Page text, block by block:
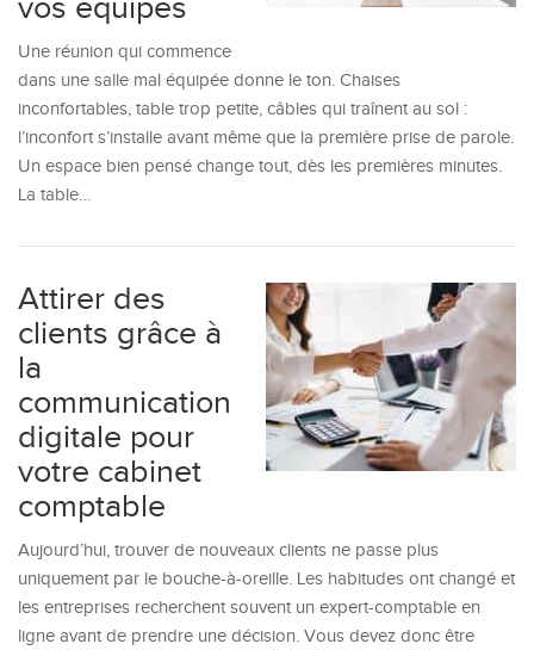
vos équipes
Une réunion qui commence
dans une salle mal équipée donne le ton. Chaises
inconfortables, table trop petite, câbles qui traînent au sol :
l’inconfort s’installe avant même que la première prise de parole.
Un espace bien pensé change tout, dès les premières minutes.
La table…
Attirer des
clients grâce à
la
communication
digitale pour
votre cabinet
comptable
Aujourd’hui, trouver de nouveaux clients ne passe plus
uniquement par le bouche-à-oreille. Les habitudes ont changé et
les entreprises recherchent souvent un expert-comptable en
ligne avant de prendre une décision. Vous devez donc être